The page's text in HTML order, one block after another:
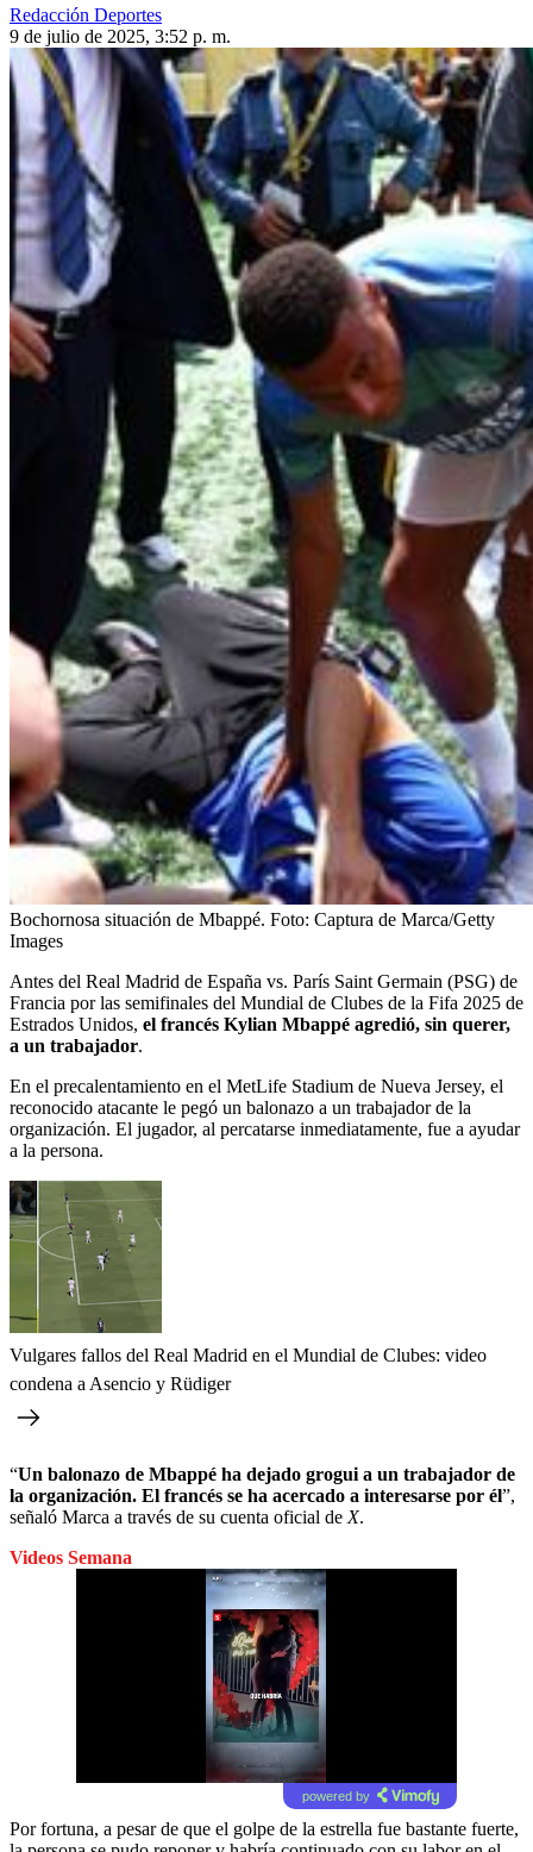
Redacción Deportes
9 de julio de 2025, 3:52 p. m.
Bochornosa situación de Mbappé. Foto: Captura de Marca/Getty
Images
Antes del Real Madrid de España vs. París Saint Germain (PSG) de
Francia por las semifinales del Mundial de Clubes de la Fifa 2025 de
Estrados Unidos, el francés Kylian Mbappé agredió, sin querer,
a un trabajador.
En el precalentamiento en el MetLife Stadium de Nueva Jersey, el
reconocido atacante le pegó un balonazo a un trabajador de la
organización. El jugador, al percatarse inmediatamente, fue a ayudar
a la persona.
Vulgares fallos del Real Madrid en el Mundial de Clubes: video
condena a Asencio y Rüdiger
“Un balonazo de Mbappé ha dejado grogui a un trabajador de
la organización. El francés se ha acercado a interesarse por él”,
señaló Marca a través de su cuenta oficial de X.
Videos Semana
powered by
Por fortuna, a pesar de que el golpe de la estrella fue bastante fuerte,